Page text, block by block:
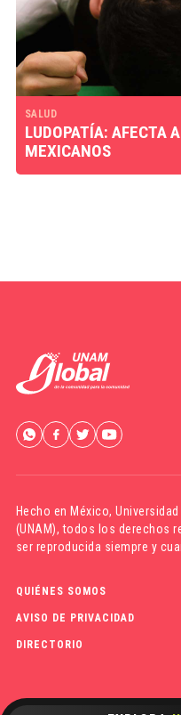
SALUD
LUDOPATÍA: AFECTA
MEXICANOS
Hecho en México,
(UNAM), todos los derechos
ser reproducida siempre y
QUIÉNES SOMOS
AVISO DE PRIVACIDAD
DIRECTORIO